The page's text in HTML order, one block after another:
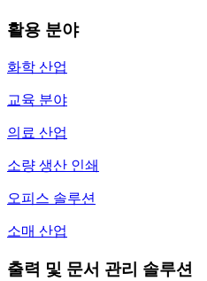
활용 분야
화학 산업
교육 분야
의료 산업
소량 생산 인쇄
오피스 솔루션
소매 산업
출력 및 문서 관리 솔루션